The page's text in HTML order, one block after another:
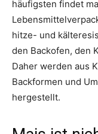
häufigsten findet
hitze- und
den Backofen, den
Daher werden aus
Backformen und
hergestellt.